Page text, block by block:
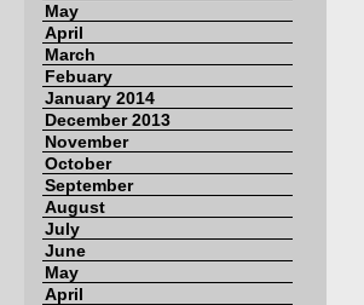
May
April
March
Febuary
January 2014
December 2013
November
October
September
August
July
June
May
April